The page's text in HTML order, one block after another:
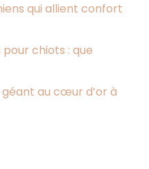
qui allient confort
chiots : que
au cœur d’or à